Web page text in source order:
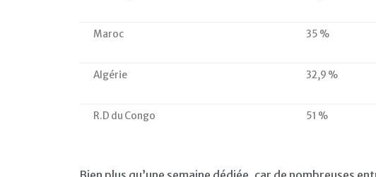
Maroc 35 %
Algérie 32,9 %
R.D du Congo 51 %